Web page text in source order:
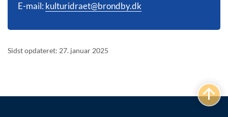
E-mail: kulturidraet@brondby.dk
Sidst opdateret: 27. januar 2025